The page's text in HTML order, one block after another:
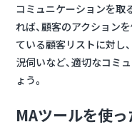
コミュニケーションを取
れば、顧客のアクション
ている顧客リストに対し
況伺いなど、適切なコミ
ょう。
MAツールを使